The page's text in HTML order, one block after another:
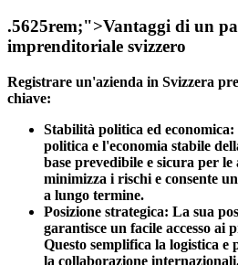
.5625rem;">Vantaggi di un
imprenditoriale svizzero
Registrare un'azienda in Svizzera
chiave:
Stabilità politica ed economica:
politica e l'economia stabile
base prevedibile e sicura per le
minimizza i rischi e consente
a lungo termine.
Posizione strategica: La sua
garantisce un facile accesso ai
Questo semplifica la logistica e
la collaborazione